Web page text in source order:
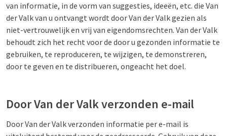
van informatie, in de vorm van suggesties, ideeën, etc. die Van
der Valk van u ontvangt wordt door Van der Valk gezien als
niet-vertrouwelijk en vrij van eigendomsrechten. Van der Valk
behoudt zich het recht voor de door u gezonden informatie te
gebruiken, te reproduceren, te wijzigen, te demonstreren,
door te geven en te distribueren, ongeacht het doel.
Door Van der Valk verzonden e-mail
Door Van der Valk verzonden informatie per e-mail is